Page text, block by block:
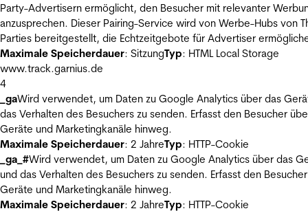
Party-Advertisern ermöglicht, den Besucher mit relevanter
anzusprechen. Dieser Pairing-Service wird von Werbe-Hubs von
Parties bereitgestellt, die Echtzeitgebote für Advertiser
Maximale Speicherdauer: SitzungTyp: HTML Local Storage
www.track.garnius.de
4
_gaWird verwendet, um Daten zu Google Analytics über das
das Verhalten des Besuchers zu senden. Erfasst den Besucher
Geräte und Marketingkanäle hinweg.
Maximale Speicherdauer: 2 JahreTyp: HTTP-Cookie
_ga_#Wird verwendet, um Daten zu Google Analytics über das
und das Verhalten des Besuchers zu senden. Erfasst den
Geräte und Marketingkanäle hinweg.
Maximale Speicherdauer: 2 JahreTyp: HTTP-Cookie